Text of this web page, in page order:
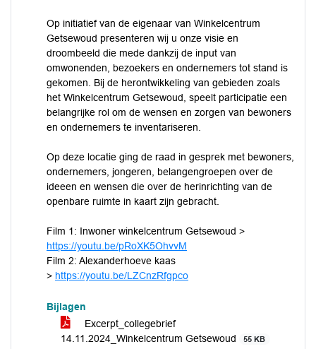
Op initiatief van de eigenaar van Winkelcentrum
Getsewoud presenteren wij u onze visie en
droombeeld die mede dankzij de input van
omwonenden, bezoekers en ondernemers tot stand is
gekomen. Bij de herontwikkeling van gebieden zoals
het Winkelcentrum Getsewoud, speelt participatie een
belangrijke rol om de wensen en zorgen van bewoners
en ondernemers te inventariseren.
Op deze locatie ging de raad in gesprek met bewoners,
ondernemers, jongeren, belangengroepen over de
ideeen en wensen die over de herinrichting van de
openbare ruimte in kaart zijn gebracht.
Film 1: Inwoner winkelcentrum Getsewoud >
https://youtu.be/pRoXK5OhvvM
Film 2: Alexanderhoeve kaas
> https://youtu.be/LZCnzRfgpco
Bijlagen
Excerpt_collegebrief
14.11.2024_Winkelcentrum Getsewoud
55 KB